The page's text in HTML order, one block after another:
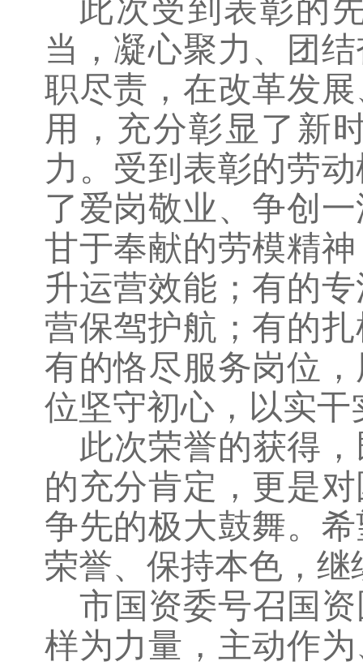
此次受到表彰的
当，凝心聚力、团
职尽责，在改革发
用，充分彰显了新
力。受到表彰的劳动
了爱岗敬业、争创
甘于奉献的劳模精
升运营效能；有的
营保驾护航；有的
有的恪尽服务岗位
位坚守初心，以实
此次荣誉的获得
的充分肯定，更是
争先的极大鼓舞。
荣誉、保持本色，
市国资委号召国
样为力量，主动作